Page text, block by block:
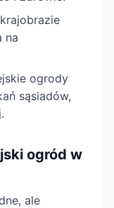
na
ogrody
sąsiadów,
ogród w
ale